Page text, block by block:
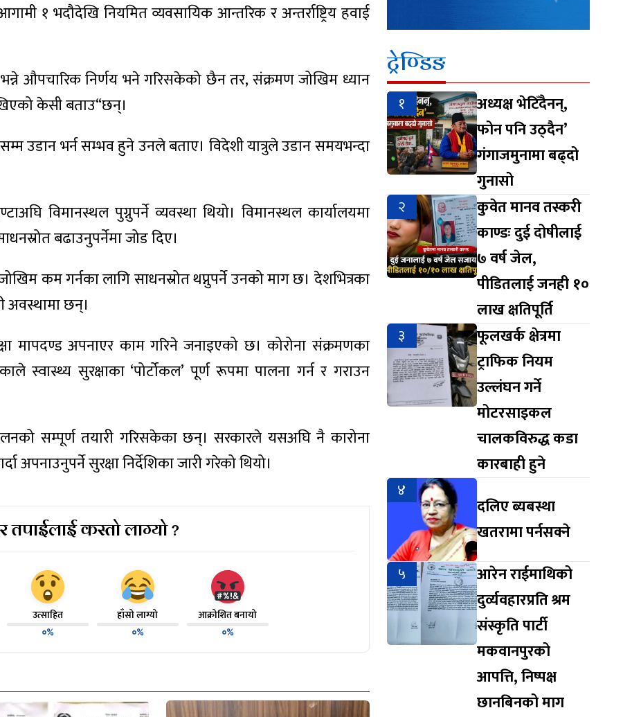
१ भदौदेखि नियमित व्यवसायिक आन्तरिक र अन्तर्राष्ट्रिय हवाई
औपचारिक निर्णय भने गरिसकेको छैन तर, संक्रमण जोखिम ध्यान
केसी बताउ“छन्।
उडान भर्न सम्भव हुने उनले बताए। विदेशी यात्रुले उडान समयभन्दा
विमानस्थल पुग्नुपर्ने व्यवस्था थियो। विमानस्थल कार्यालयमा
बढाउनुपर्नेमा जोड दिए।
कम गर्नका लागि साधनस्रोत थप्नुपर्ने उनको माग छ। देशभित्रका
अवस्थामा छन्।
मापदण्ड अपनाएर काम गरिने जनाइएको छ। कोरोना संक्रमणका
सुरक्षाका ‘पोर्टोकल’ पूर्ण रूपमा पालना गर्न र गराउन
सम्पूर्ण तयारी गरिसकेका छन्। सरकारले यसअघि नै कारोना
सुरक्षा निर्देशिका जारी गरेको थियो।
कस्तो लाग्यो ?
उत्साहित
०%
हाँसो लाग्यो
०%
आक्रोशित बनायो
०%
ट्रेण्डिङ
१
अध्यक्ष भेटिँदैनन्,
फोन पनि उठ्दैन’
गंगाजमुनामा बढ्दो
गुनासो
२
कुवेत मानव तस्करी
काण्डः दुई दोषीलाई
७ वर्ष जेल,
पीडितलाई जनही १०
लाख क्षतिपूर्ति
३
फूलखर्क क्षेत्रमा
ट्राफिक नियम
उल्लंघन गर्ने
मोटरसाइकल
चालकविरुद्ध कडा
कारबाही हुने
४
दलिए ब्यबस्था
खतरामा पर्नसक्ने
५
आरेन राईमाथिको
दुर्व्यवहारप्रति श्रम
संस्कृति पार्टी
मकवानपुरको
आपत्ति, निष्पक्ष
छानबिनको माग